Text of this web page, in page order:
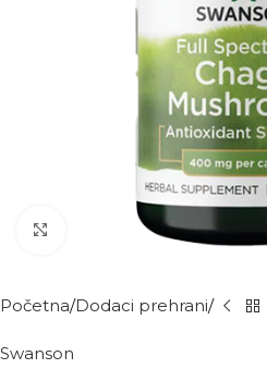
Kliknite za povećanje
Početna Dodaci prehrani
Swanson